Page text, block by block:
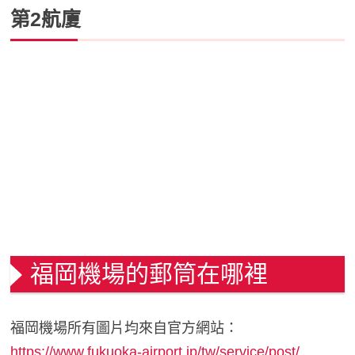
第2航廈
福岡機場的郵筒在哪裡
福岡機場所有圖片均來自官方網站：
https://www.fukuoka-airport.jp/tw/service/post/